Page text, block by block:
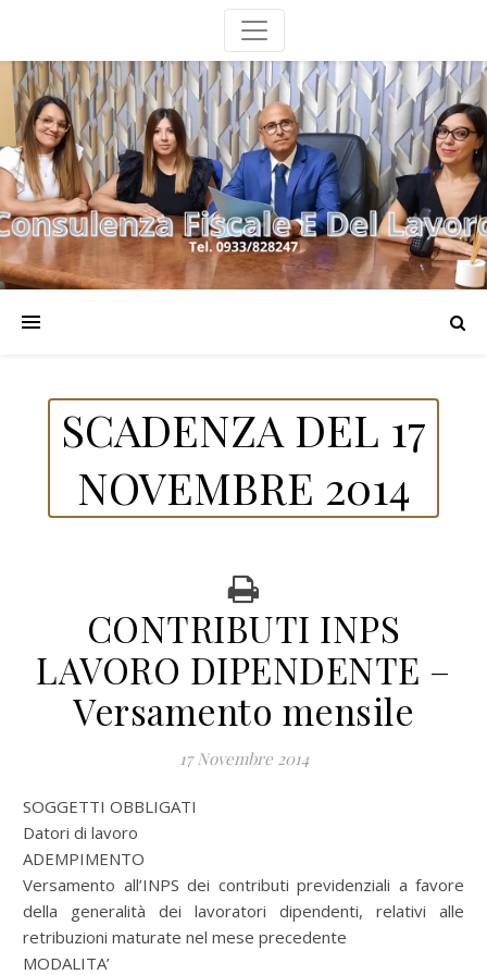
SCADENZA DEL 17
NOVEMBRE 2014
CONTRIBUTI INPS
LAVORO DIPENDENTE –
Versamento mensile
17 Novembre 2014
SOGGETTI OBBLIGATI
Datori di lavoro
ADEMPIMENTO
Versamento all’INPS dei contributi previdenziali a favore
della generalità dei lavoratori dipendenti, relativi alle
retribuzioni maturate nel mese precedente
MODALITA’